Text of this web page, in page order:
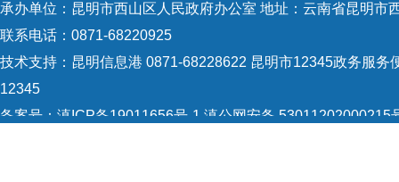
承办单位：昆明市西山区人民政府办公室 地址：云南省昆明市
联系电话：0871-68220925
技术支持： 昆明信息港 0871-68228622 昆明市12345政务服务
12345
备案号： 滇ICP备19011656号-1 滇公网安备 53011202000215